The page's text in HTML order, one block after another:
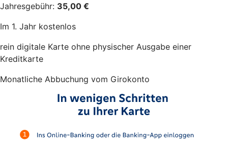
Jahresgebühr: 35,00 €
Im 1. Jahr kostenlos
rein digitale Karte ohne physischer Ausgabe einer
Kreditkarte
Monatliche Abbuchung vom Girokonto